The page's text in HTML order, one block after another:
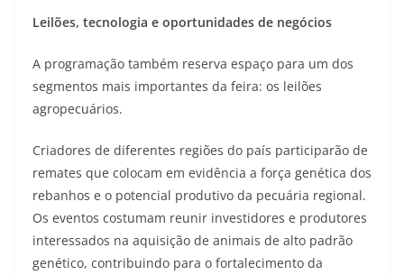
Leilões, tecnologia e oportunidades de negócios
A programação também reserva espaço para um dos
segmentos mais importantes da feira: os leilões
agropecuários.
Criadores de diferentes regiões do país participarão de
remates que colocam em evidência a força genética dos
rebanhos e o potencial produtivo da pecuária regional.
Os eventos costumam reunir investidores e produtores
interessados na aquisição de animais de alto padrão
genético, contribuindo para o fortalecimento da